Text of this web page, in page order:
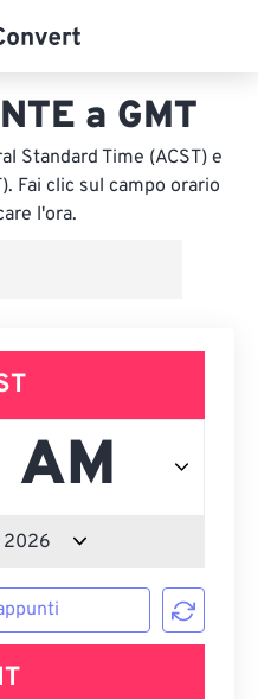
a GMT
Standard Time (ACST) e
Fai clic sul campo orario
l'ora.